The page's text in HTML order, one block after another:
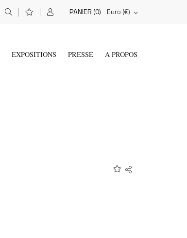
PANIER(0) Euro (€)
EXPOSITIONS PRESSE A PROPOS
Share
Twitter